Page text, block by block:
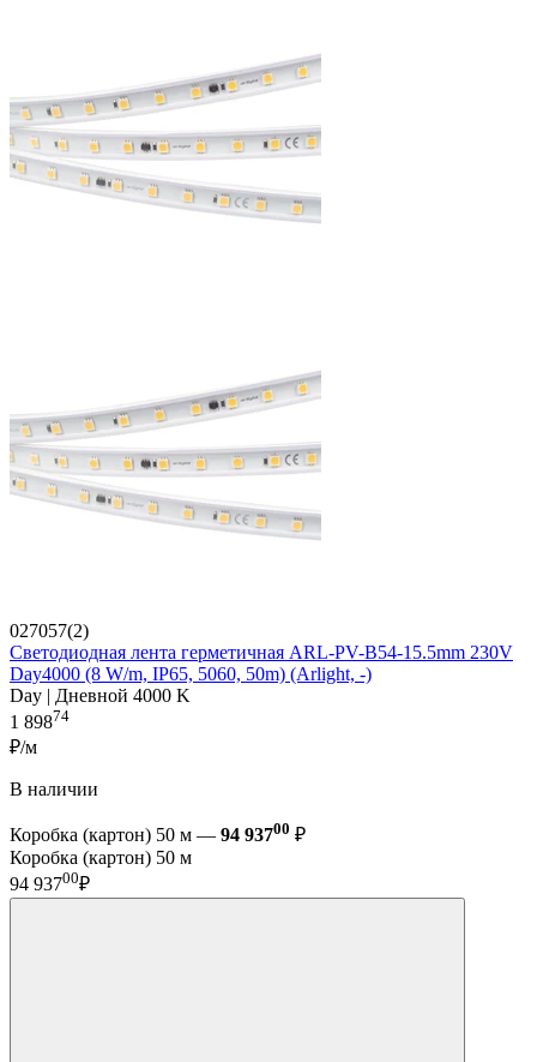
027057(2)
Светодиодная лента герметичная ARL-PV-B54-15.5mm 230V
Day4000 (8 W/m, IP65, 5060, 50m) (Arlight, -)
Day | Дневной 4000 K
1 89874
₽/м
В наличии
Коробка (картон) 50 м — 94 93700 ₽
Коробка (картон) 50 м
94 93700₽